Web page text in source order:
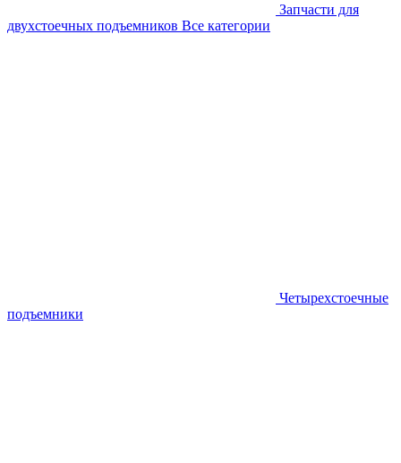
Запчасти для
двухстоечных подъемников Все категории
Четырехстоечные
подъемники